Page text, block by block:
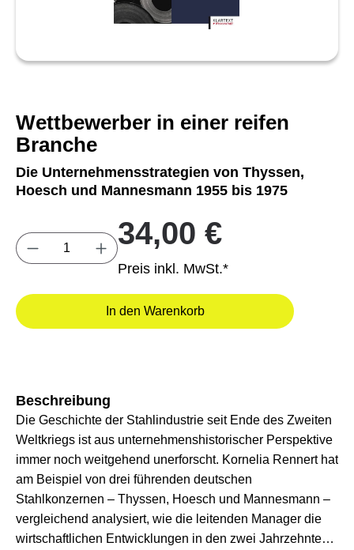
Wettbewerber in einer reifen
Branche
Die Unternehmensstrategien von Thyssen,
Hoesch und Mannesmann 1955 bis 1975
Produkt Anzahl: Gib den gewünschten
34,00 €
Preis inkl. MwSt.*
In den Warenkorb
Beschreibung
Die Geschichte der Stahlindustrie seit Ende des Zweiten
Weltkriegs ist aus unternehmenshistorischer Perspektive
immer noch weitgehend unerforscht. Kornelia Rennert hat
am Beispiel von drei führenden deutschen
Stahlkonzernen – Thyssen, Hoesch und Mannesmann –
vergleichend analysiert, wie die leitenden Manager die
wirtschaftlichen Entwicklungen in den zwei Jahrzehnten